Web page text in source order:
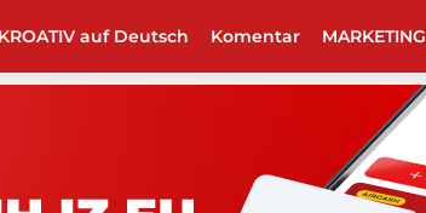
KROATIV auf Deutsch Komentar MARKETING